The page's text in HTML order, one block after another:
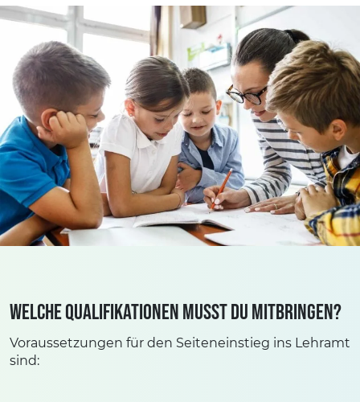
Welche Qualifikationen musst Du mitbringen?
Voraussetzungen für den Seiteneinstieg ins Lehramt
sind: